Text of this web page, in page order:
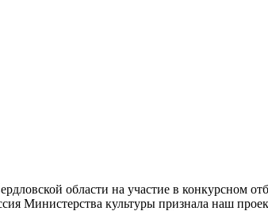
области на участие в конкурсном
Министерства культуры признала наш